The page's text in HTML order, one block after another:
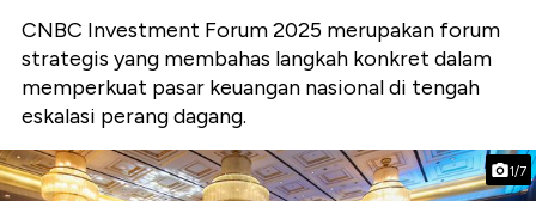
CNBC Investment Forum 2025 merupakan forum
strategis yang membahas langkah konkret dalam
memperkuat pasar keuangan nasional di tengah
eskalasi perang dagang.
1/7